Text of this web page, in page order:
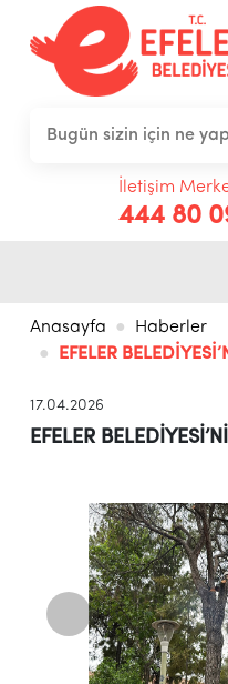
İletişim
444 80
Anasayfa
Haberler
EFELER
17.04.2026
EFELER